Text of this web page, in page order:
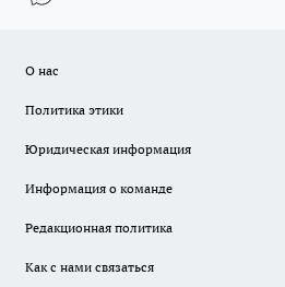
О нас
Политика этики
Юридическая информация
Информация о команде
Редакционная политика
Как с нами связаться